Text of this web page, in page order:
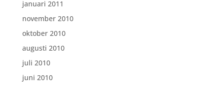
januari 2011
november 2010
oktober 2010
augusti 2010
juli 2010
juni 2010